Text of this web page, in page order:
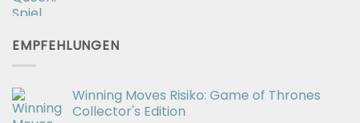
von
EMPFEHLUNGEN
Winning Moves Risiko: Game of Thrones
Collector's Edition